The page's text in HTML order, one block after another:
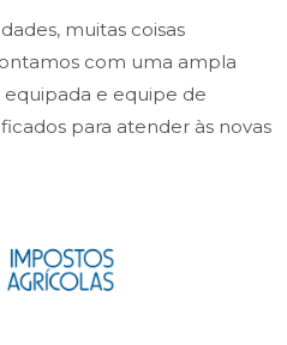
muitas coisas
com uma ampla
e equipe de
para atender às novas